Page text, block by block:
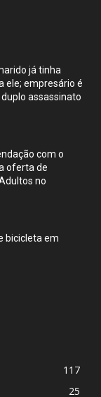
já tinha
ele; empresário é
assassinato
com o
oferta de
no
bicicleta em
117
25